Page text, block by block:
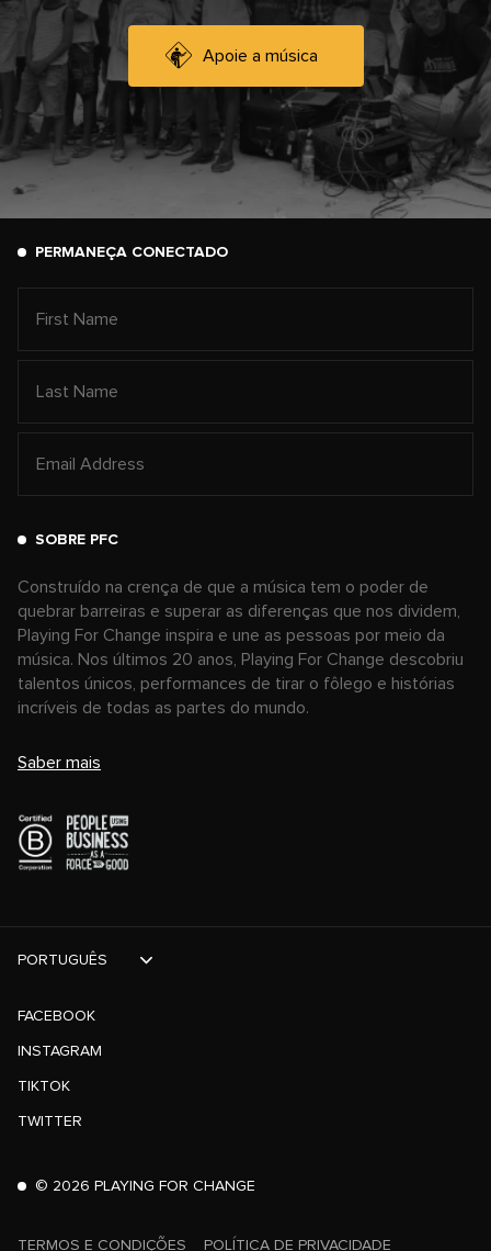
Apoie a música
PERMANEÇA CONECTADO
SOBRE PFC
Construído na crença de que a música tem o poder de
quebrar barreiras e superar as diferenças que nos dividem,
Playing For Change inspira e une as pessoas por meio da
música. Nos últimos 20 anos, Playing For Change descobriu
talentos únicos, performances de tirar o fôlego e histórias
incríveis de todas as partes do mundo.
Saber mais
© 2026 PLAYING FOR CHANGE
TERMOS E CONDIÇÕES POLÍTICA DE PRIVACIDADE
FACEBOOK
INSTAGRAM
TIKTOK
TWITTER
PORTUGUÊS